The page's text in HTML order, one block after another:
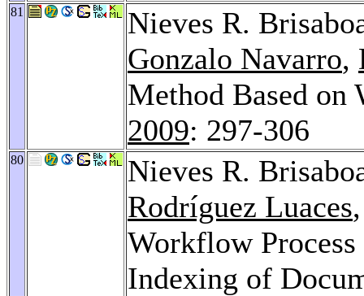
81
Nieves R.
Gonzalo Navarro,
Method Based on
2009: 297-306
80
Nieves R.
Rodríguez Luaces
Workflow
Indexing of